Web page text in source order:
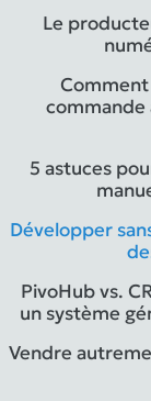
Le
commande
5 astuces
Développer
PivoHub vs.
un système
Vendre